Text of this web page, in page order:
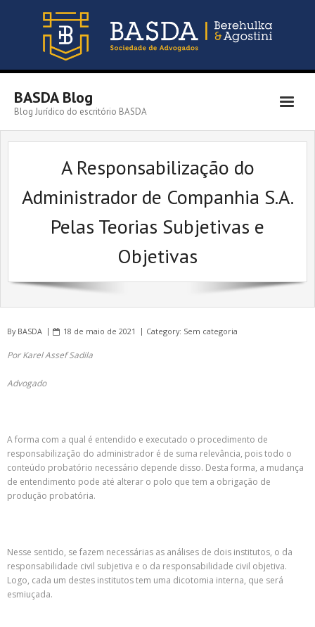
BASDA Blog
Blog Jurídico do escritório BASDA
Início – Blog
Instagram
Facebook
BASDA
A Responsabilização do
Administrador de Companhia S.A.
Pelas Teorias Subjetivas e
Objetivas
By BASDA 18 de maio de 2021 Category: Sem categoria
Por Karel Assef Sadila
Advogado
A forma com a qual é entendido e executado o procedimento de
responsabilização do administrador é de suma relevância, pois todo o
conteúdo probatório necessário depende disso. Desta forma, a mudança
de entendimento pode até alterar o polo que tem a obrigação de
produção probatória.
Nesse sentido, se fazem necessárias as análises de dois institutos, o da
responsabilidade civil subjetiva e o da responsabilidade civil objetiva.
Logo, cada um destes institutos tem uma dicotomia interna, que será
esmiuçada.